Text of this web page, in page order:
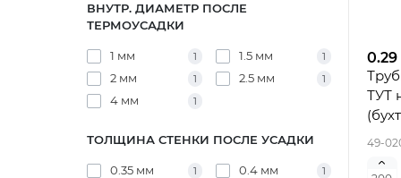
ВНУТР. ДИАМЕТР ПОСЛЕ
ТЕРМОУСАДКИ
1 мм 1 1.5 мм 1
2 мм 1 2.5 мм 1
4 мм 1
ТОЛЩИНА СТЕНКИ ПОСЛЕ УСАДКИ
0.35 мм 1 0.4 мм 1
0.29
ТУТ
49-